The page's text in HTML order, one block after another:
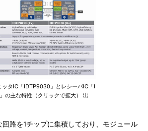
ッタIC「IDTP9030」とレシーバIC「I
の主な特性（クリックで拡大） 出
路を1チップに集積しており、モジュール